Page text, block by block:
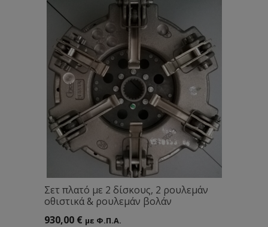
Σετ πλατό με 2 δίσκους, 2 ρουλεμάν
οθιστικά & ρουλεμάν βολάν
930,00 € με Φ.Π.Α.